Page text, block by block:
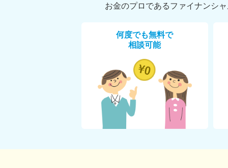
お金のプロであるファイナンシ
何度でも無料で
相談可能